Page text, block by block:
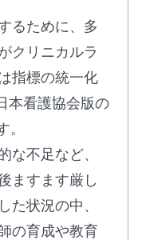
るために、多
クリニカルラ
指標の統一化
本看護協会版の
。
な不足など、
ますます厳し
た状況の中、
の育成や教育